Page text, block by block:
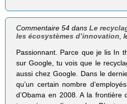
Commentaire 54 dansLe
les écosystèmes d’innovation,
Passionnant. Parce que je lis In
sur Google, tu vois que le
aussi chez Google. Dans le
qu’un certain nombre
d’Obama en 2008. A la